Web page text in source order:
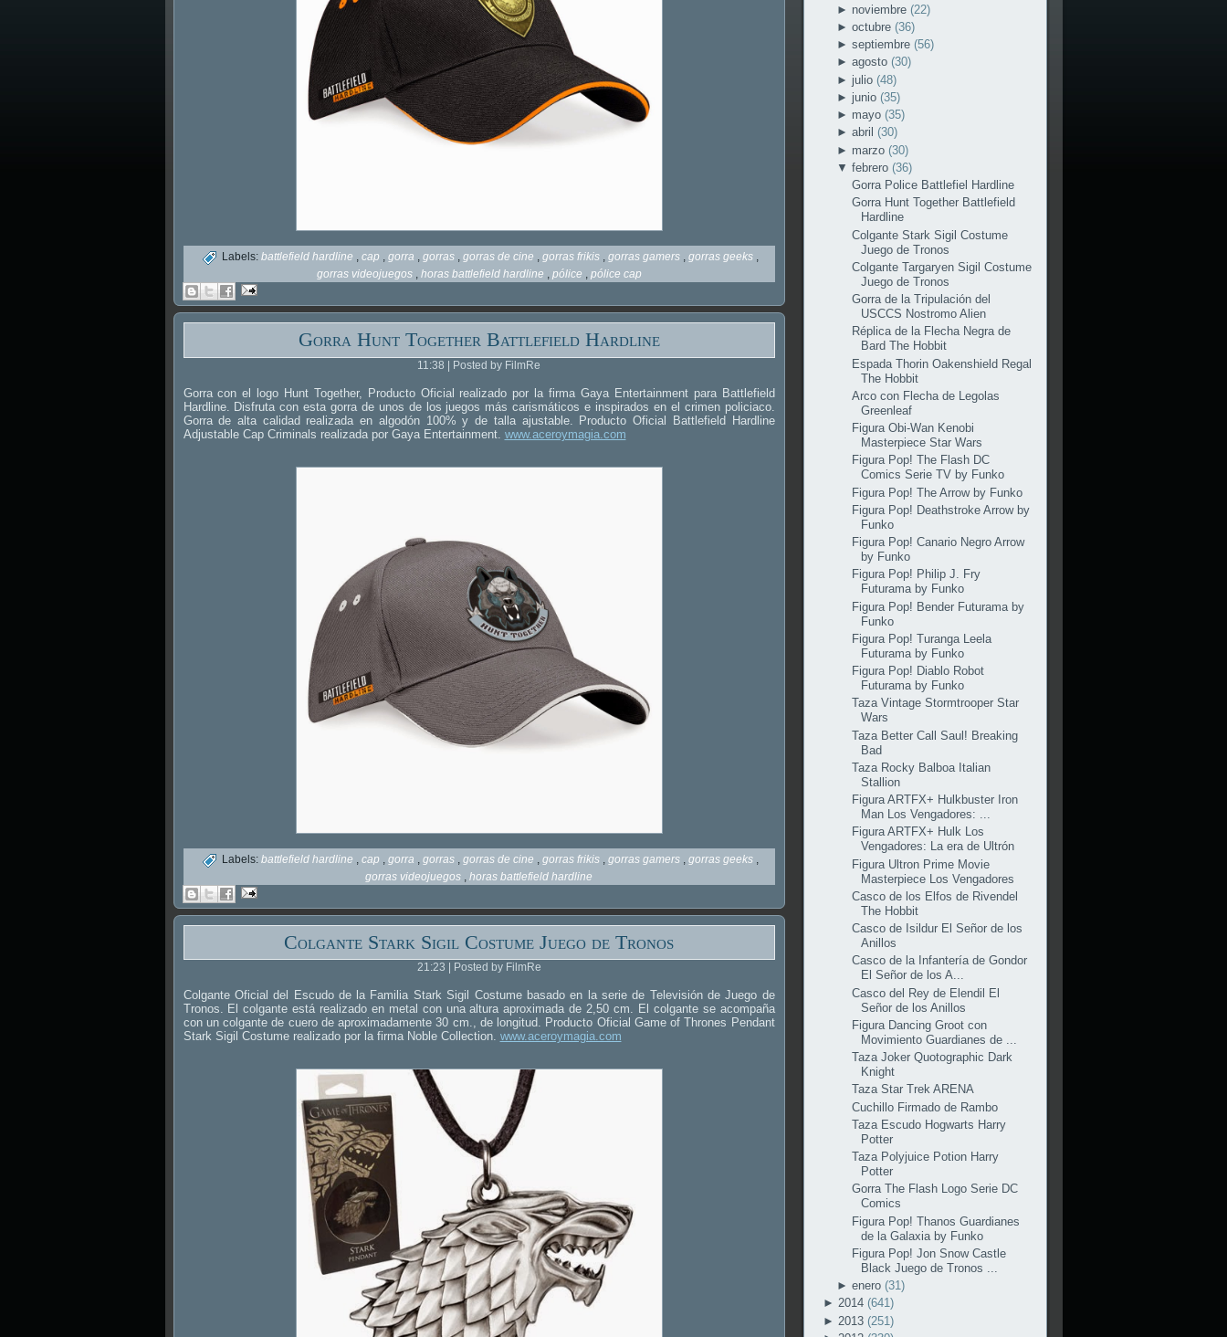
Labels: battlefield hardline , cap , gorra , gorras , gorras de cine , gorras frikis , gorras gamers , gorras geeks ,
gorras videojuegos
horas battlefield hardline pólice pólice cap
Gorra Hunt Together Battlefield Hardline
11:38 | Posted by FilmRe
Gorra con el logo Hunt Together, Producto Oficial realizado por la firma Gaya Entertainment para Battlefield
Hardline. Disfruta con esta gorra de unos de los juegos más carismáticos e inspirados en el crimen policiaco.
Gorra de alta calidad realizada en algodón 100% y de talla ajustable. Producto Oficial Battlefield Hardline
Adjustable Cap Criminals realizada por Gaya Entertainment. www.aceroymagia.com
Labels: battlefield hardline cap gorra gorras gorras de cine gorras frikis gorras gamers gorras geeks
gorras videojuegos
horas battlefield hardline
Colgante Stark Sigil Costume Juego de Tronos
21:23 | Posted by FilmRe
Colgante Oficial del Escudo de la Familia Stark Sigil Costume basado en la serie de Televisión de Juego de
Tronos. El colgante está realizado en metal con una altura aproximada de 2,50 cm. El colgante se acompaña
con un colgante de cuero de aproximadamente 30 cm., de longitud. Producto Oficial Game of Thrones Pendant
Stark Sigil Costume realizado por la firma Noble Collection. www.aceroymagia.com
► noviembre(22)
►octubre(36)
►septiembre(56)
►agosto(30)
► julio(48)
► junio(35)
► mayo(35)
►abril(30)
► marzo(30)
▼febrero(36)
Gorra Police Battlefiel Hardline
Gorra Hunt Together Battlefield
Hardline
Colgante Stark Sigil Costume
Juego de Tronos
Colgante Targaryen Sigil Costume
Juego de Tronos
Gorra de la Tripulación del
USCCS Nostromo Alien
Réplica de la Flecha Negra de
Bard The Hobbit
Espada Thorin Oakenshield Regal
The Hobbit
Arco con Flecha de Legolas
Greenleaf
Figura Obi-Wan Kenobi
Masterpiece Star Wars
Figura Pop! The Flash DC
Comics Serie TV by Funko
Figura Pop! The Arrow by Funko
Figura Pop! Deathstroke Arrow by
Funko
Figura Pop! Canario Negro Arrow
by Funko
Figura Pop! Philip J. Fry
Futurama by Funko
Figura Pop! Bender Futurama by
Funko
Figura Pop! Turanga Leela
Futurama by Funko
Figura Pop! Diablo Robot
Futurama by Funko
Taza Vintage Stormtrooper Star
Wars
Taza Better Call Saul! Breaking
Bad
Taza Rocky Balboa Italian
Stallion
Figura ARTFX+ Hulkbuster Iron
Man Los Vengadores: ...
Figura ARTFX+ Hulk Los
Vengadores: La era de Ultrón
Figura Ultron Prime Movie
Masterpiece Los Vengadores
Casco de los Elfos de Rivendel
The Hobbit
Casco de Isildur El Señor de los
Anillos
Casco de la Infantería de Gondor
El Señor de los A...
Casco del Rey de Elendil El
Señor de los Anillos
Figura Dancing Groot con
Movimiento Guardianes de ...
Taza Joker Quotographic Dark
Knight
Taza Star Trek ARENA
Cuchillo Firmado de Rambo
Taza Escudo Hogwarts Harry
Potter
Taza Polyjuice Potion Harry
Potter
Gorra The Flash Logo Serie DC
Comics
Figura Pop! Thanos Guardianes
de la Galaxia by Funko
Figura Pop! Jon Snow Castle
Black Juego de Tronos ...
►enero(31)
► 2014 (641)
► 2013 (251)